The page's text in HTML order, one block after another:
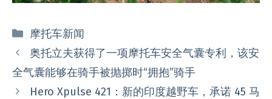
分
类
摩托车新闻
奥托立夫获得了一项摩托车安全气囊专利，该安
全气囊能够在骑手被抛掷时“拥抱”骑手
Hero Xpulse 421：新的印度越野车，承诺 45 马